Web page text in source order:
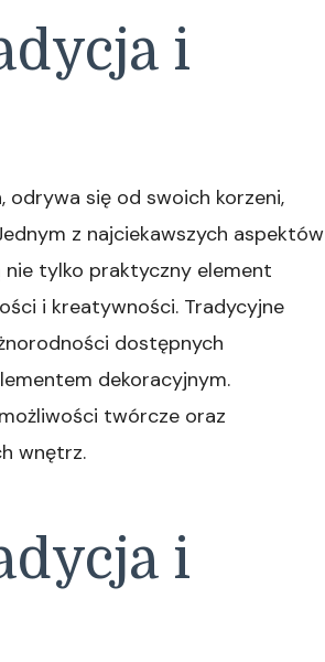
i
odrywa się od swoich korzeni,
z najciekawszych aspektów
tylko praktyczny element
i kreatywności. Tradycyjne
dostępnych
dekoracyjnym.
twórcze oraz
wnętrz.
i